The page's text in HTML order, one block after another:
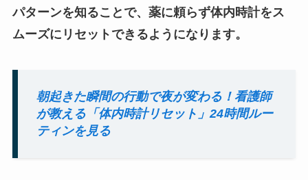
パターンを知ることで、薬に頼らず体内時計をス
ムーズにリセットできるようになります。
朝起きた瞬間の行動で夜が変わる！看護師
が教える「体内時計リセット」24時間ルー
ティンを見る